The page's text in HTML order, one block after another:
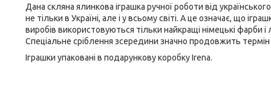
Дана скляна ялинкова іграшка ручної роботи від
не тільки в Україні, але і у всьому світі. А це означає, що
виробів використовуються тільки найкращі німецькі фарби
Спеціальне сріблення зсередини значно продовжить
Іграшки упаковані в подарункову коробку Irena.